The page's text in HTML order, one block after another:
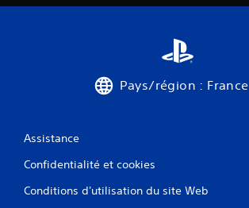
Pays/région : France
Assistance
Confidentialité et cookies
Conditions d'utilisation du site Web